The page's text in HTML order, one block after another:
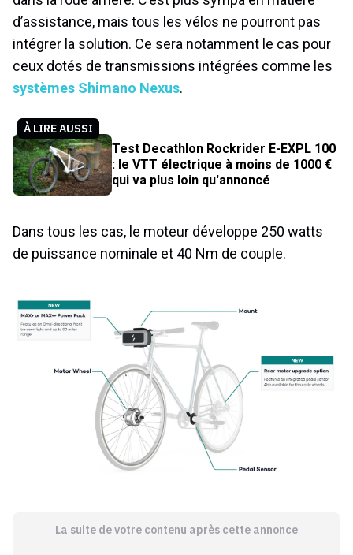
d’assistance, mais tous les vélos ne pourront pas
intégrer la solution. Ce sera notamment le cas pour
ceux dotés de transmissions intégrées comme les
systèmes Shimano Nexus.
À LIRE AUSSI
Test Decathlon Rockrider E-EXPL 100
: le VTT électrique à moins de 1000 €
qui va plus loin qu'annoncé
Dans tous les cas, le moteur développe 250 watts
de puissance nominale et 40 Nm de couple.
La suite de votre contenu après cette annonce